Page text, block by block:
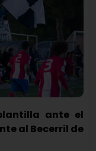
ante el
al Becerril de